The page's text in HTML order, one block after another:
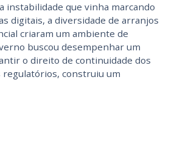
instabilidade que vinha marcando
digitais, a diversidade de arranjos
criaram um ambiente de
buscou desempenhar um
o direito de continuidade dos
construiu um